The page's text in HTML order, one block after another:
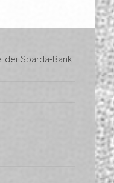
der Sparda-Bank